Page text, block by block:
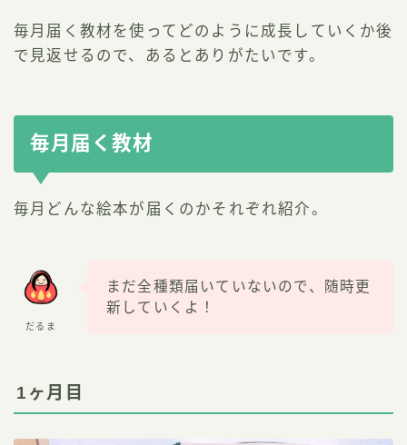
毎月届く教材を使ってどのように成長していくか後
で見返せるので、あるとありがたいです。
毎月届く教材
毎月どんな絵本が届くのかそれぞれ紹介。
だるま
まだ全種類届いていないので、随時更
新していくよ！
1ヶ月目